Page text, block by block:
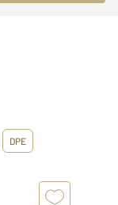
DPE